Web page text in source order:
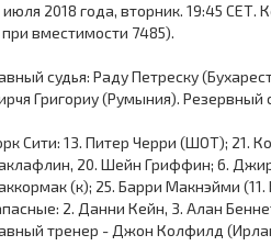
июля 2018 года, вторник. 19:45 СЕТ.
вместимости 7485).
судья: Раду Петреску
Григориу (Румыния). Резервный
Сити: 13. Питер Черри (ШОТ); 21.
20. Шейн Гриффин; 6.
(к); 25. Барри Макнэйми
2. Данни Кейн, 3. Алан
тренер - Джон Колфилд